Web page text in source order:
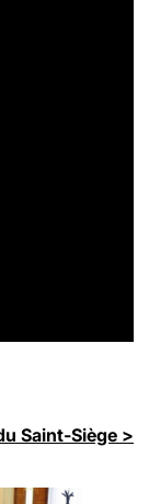
Saint-Siège >